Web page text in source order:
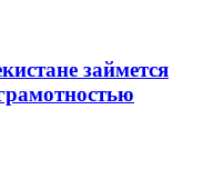
займется